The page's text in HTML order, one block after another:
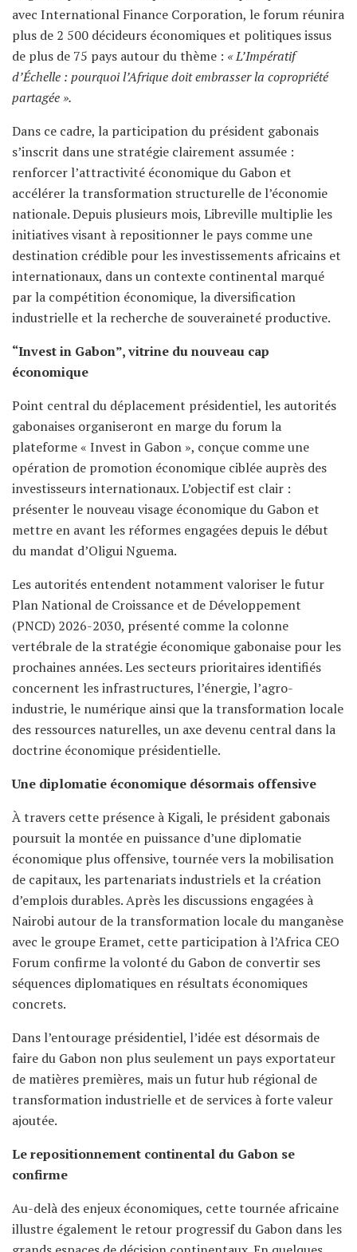
avec International Finance Corporation, le forum réunira
plus de 2 500 décideurs économiques et politiques issus
de plus de 75 pays autour du thème : « L’Impératif
d’Échelle : pourquoi l’Afrique doit embrasser la copropriété
partagée ».
Dans ce cadre, la participation du président gabonais
s’inscrit dans une stratégie clairement assumée :
renforcer l’attractivité économique du Gabon et
accélérer la transformation structurelle de l’économie
nationale. Depuis plusieurs mois, Libreville multiplie les
initiatives visant à repositionner le pays comme une
destination crédible pour les investissements africains et
internationaux, dans un contexte continental marqué
par la compétition économique, la diversification
industrielle et la recherche de souveraineté productive.
“Invest in Gabon”, vitrine du nouveau cap
économique
Point central du déplacement présidentiel, les autorités
gabonaises organiseront en marge du forum la
plateforme « Invest in Gabon », conçue comme une
opération de promotion économique ciblée auprès des
investisseurs internationaux. L’objectif est clair :
présenter le nouveau visage économique du Gabon et
mettre en avant les réformes engagées depuis le début
du mandat d’Oligui Nguema.
Les autorités entendent notamment valoriser le futur
Plan National de Croissance et de Développement
(PNCD) 2026-2030, présenté comme la colonne
vertébrale de la stratégie économique gabonaise pour les
prochaines années. Les secteurs prioritaires identifiés
concernent les infrastructures, l’énergie, l’agro-
industrie, le numérique ainsi que la transformation locale
des ressources naturelles, un axe devenu central dans la
doctrine économique présidentielle.
Une diplomatie économique désormais offensive
À travers cette présence à Kigali, le président gabonais
poursuit la montée en puissance d’une diplomatie
économique plus offensive, tournée vers la mobilisation
de capitaux, les partenariats industriels et la création
d’emplois durables. Après les discussions engagées à
Nairobi autour de la transformation locale du manganèse
avec le groupe Eramet, cette participation à l’Africa CEO
Forum confirme la volonté du Gabon de convertir ses
séquences diplomatiques en résultats économiques
concrets.
Dans l’entourage présidentiel, l’idée est désormais de
faire du Gabon non plus seulement un pays exportateur
de matières premières, mais un futur hub régional de
transformation industrielle et de services à forte valeur
ajoutée.
Le repositionnement continental du Gabon se
confirme
Au-delà des enjeux économiques, cette tournée africaine
illustre également le retour progressif du Gabon dans les